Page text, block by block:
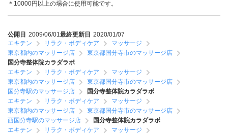
＊10000円以上の場合に使用可能です。
公開日 2009/06/01最終更新日 2020/01/07
エキテン
リラク・ボディケア
マッサージ
東京都内のマッサージ店
東京都国分寺市のマッサージ店
国分寺整体院カラダラボ
エキテン
リラク・ボディケア
マッサージ
東京都内のマッサージ店
東京都国分寺市のマッサージ店
国分寺駅のマッサージ店
国分寺整体院カラダラボ
エキテン
リラク・ボディケア
マッサージ
東京都内のマッサージ店
東京都国分寺市のマッサージ店
西国分寺駅のマッサージ店
国分寺整体院カラダラボ
エキテン
リラク・ボディケア
マッサージ